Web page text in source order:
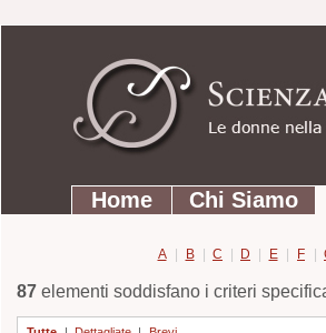
contenuti.
Strumenti
personali
SezioniHome Chi Siamo
A | B | C | D | E | F |
87elementi soddisfano i criteri